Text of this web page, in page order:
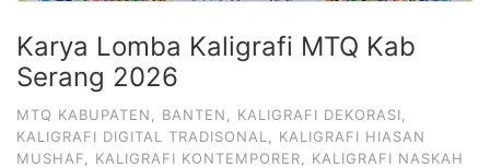
Karya Lomba Kaligrafi MTQ Kab
Serang 2026
MTQ KABUPATEN BANTEN KALIGRAFI DEKORASI
KALIGRAFI DIGITAL TRADISONAL
KALIGRAFI HIASAN
MUSHAF
KALIGRAFI KONTEMPORER
KALIGRAFI NASKAH